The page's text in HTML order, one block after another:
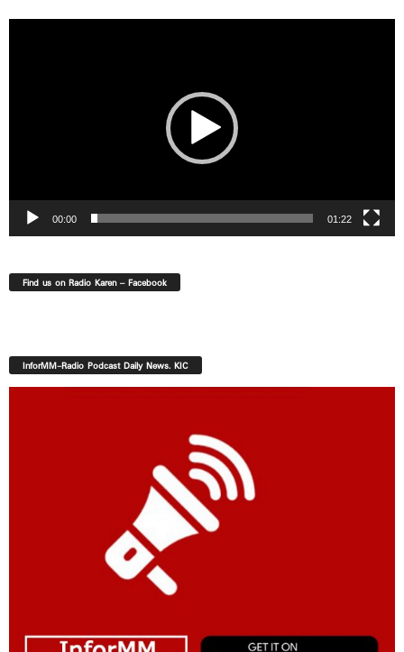
00:00 01:22
Find us on Radio Karen – Facebook
InforMM-Radio Podcast Daily News. KIC